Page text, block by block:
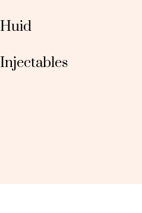
Huid
Injectables